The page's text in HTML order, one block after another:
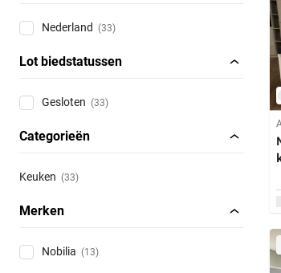
Nederland (33)
Lot biedstatussen
Gesloten (33)
Categorieën
Keuken (33)
Merken
Nobilia (13)